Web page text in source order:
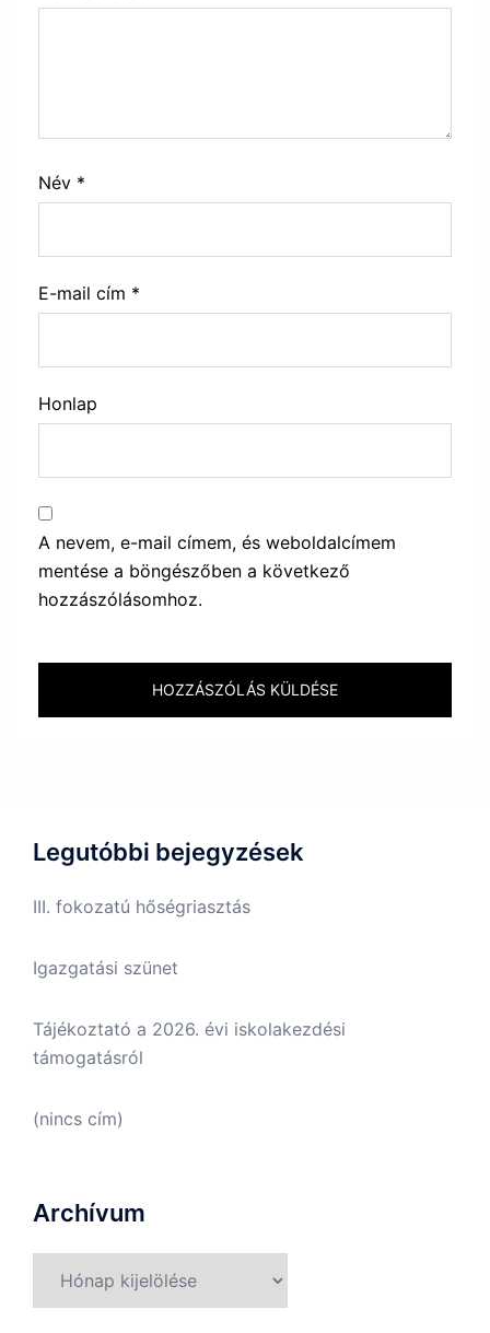
Név *
E-mail cím *
Honlap
A nevem, e-mail címem, és weboldalcímem
mentése a böngészőben a következő
hozzászólásomhoz.
Legutóbbi bejegyzések
III. fokozatú hőségriasztás
Igazgatási szünet
Tájékoztató a 2026. évi iskolakezdési
támogatásról
(nincs cím)
Archívum